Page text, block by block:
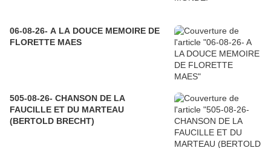
06-08-26- A LA DOUCE MEMOIRE DE
FLORETTE MAES
505-08-26- CHANSON DE LA
FAUCILLE ET DU MARTEAU
(BERTOLD BRECHT)